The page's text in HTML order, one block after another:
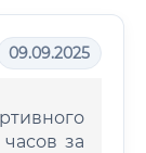
09.09.2025
за